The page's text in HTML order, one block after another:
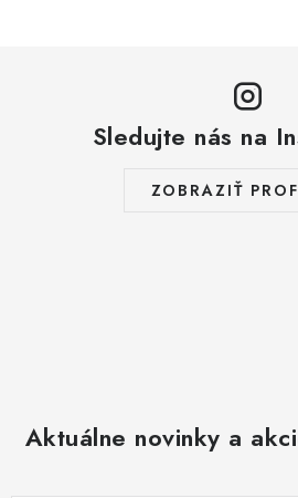
Sledujte nás na
ZOBRAZIŤ
Aktuálne novinky a